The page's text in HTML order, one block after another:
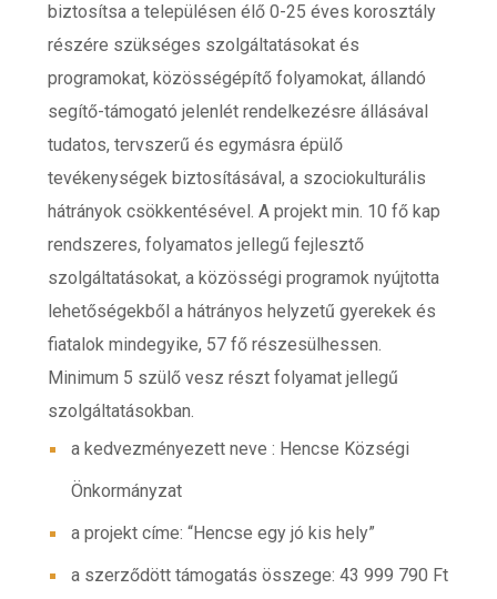
biztosítsa a településen élő 0-25 éves korosztály
részére szükséges szolgáltatásokat és
programokat, közösségépítő folyamokat, állandó
segítő-támogató jelenlét rendelkezésre állásával
tudatos, tervszerű és egymásra épülő
tevékenységek biztosításával, a szociokulturális
hátrányok csökkentésével. A projekt min. 10 fő kap
rendszeres, folyamatos jellegű fejlesztő
szolgáltatásokat, a közösségi programok nyújtotta
lehetőségekből a hátrányos helyzetű gyerekek és
fiatalok mindegyike, 57 fő részesülhessen.
Minimum 5 szülő vesz részt folyamat jellegű
szolgáltatásokban.
a kedvezményezett neve : Hencse Községi
Önkormányzat
a projekt címe: “Hencse egy jó kis hely”
a szerződött támogatás összege: 43 999 790 Ft